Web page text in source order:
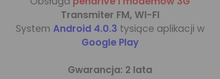
Transmiter FM, WI-FI
System Android 4.0.3 tysiące aplikacji w
Google Play
Gwarancja: 2 lata